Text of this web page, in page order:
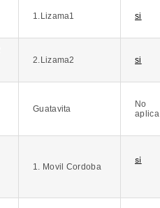
1.Lizama1 si
2.Lizama2 si
Guatavita
No
aplica
1. Movil Cordoba
si